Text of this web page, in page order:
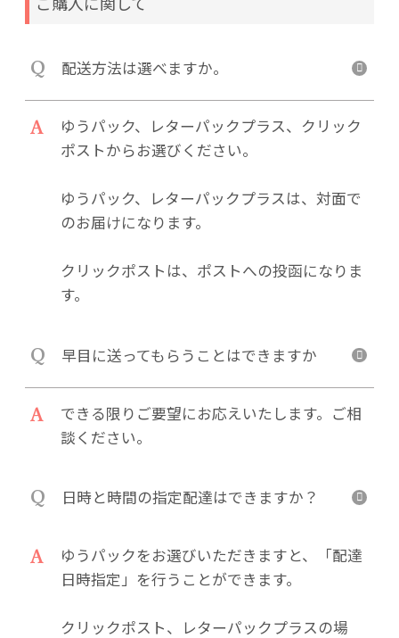
Q 配送方法は選べますか。
A
ゆうパック、レターパックプラス、クリック
ポストからお選びください。
ゆうパック、レターパックプラスは、対面で
のお届けになります。
クリックポストは、ポストへの投函になりま
す。
Q 早目に送ってもらうことはできますか
A
できる限りご要望にお応えいたします。ご相
談ください。
Q 日時と時間の指定配達はできますか？
A
ゆうパックをお選びいただきますと、「配達
日時指定」を行うことができます。
クリックポスト、レターパックプラスの場